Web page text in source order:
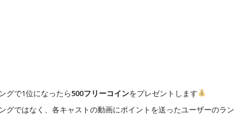
グで1位になったら500フリーコインをプレゼントします
ではなく、各キャストの動画にポイントを送ったユーザーのラ